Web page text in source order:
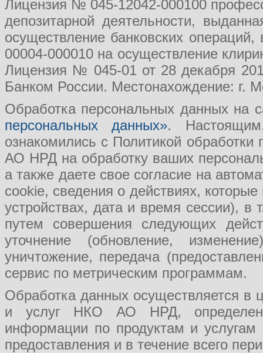
Лицензия № 045-12042-000100
депозитарной деятельности,
осуществление банковских
00004-000010 на осуществление
Лицензия № 045-01 от 28 декабря
Банком России. Местонахождение: г.
Обработка персональных данных на
персональных данных».
ознакомились с Политикой
АО НРД на обработку ваших
а также даете свое согласие на
cookie, сведения о действиях,
устройствах, дата и время сессии), в
путем совершения следующих
уточнение (обновление,
уничтожение, передача
сервис по метрическим программам.
Обработка данных осуществляется в
и услуг НКО АО НРД, определения
информации по продуктам и
предоставления и в течение всего